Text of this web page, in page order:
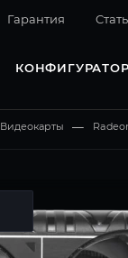
Гарантия
Видеокарты —